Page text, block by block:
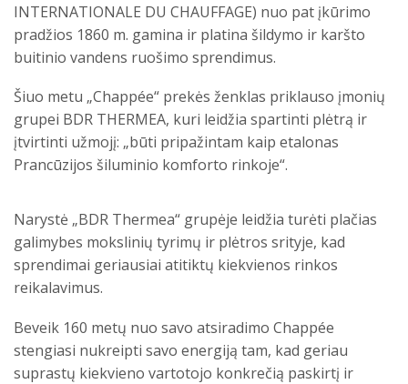
INTERNATIONALE DU CHAUFFAGE) nuo pat įkūrimo
pradžios 1860 m. gamina ir platina šildymo ir karšto
buitinio vandens ruošimo sprendimus.
Šiuo metu „Chappée“ prekės ženklas priklauso įmonių
grupei BDR THERMEA, kuri leidžia spartinti plėtrą ir
įtvirtinti užmojį: „būti pripažintam kaip etalonas
Prancūzijos šiluminio komforto rinkoje“.
Narystė „BDR Thermea“ grupėje leidžia turėti plačias
galimybes mokslinių tyrimų ir plėtros srityje, kad
sprendimai geriausiai atitiktų kiekvienos rinkos
reikalavimus.
Beveik 160 metų nuo savo atsiradimo Chappée
stengiasi nukreipti savo energiją tam, kad geriau
suprastų kiekvieno vartotojo konkrečią paskirtį ir